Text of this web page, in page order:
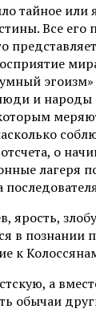
или
Все
и
о
лагеря
в
к
а
обычаи